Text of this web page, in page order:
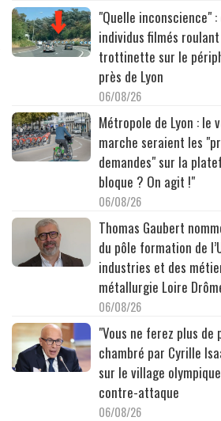
"Quelle inconscience" :
individus filmés
trottinette sur le
près de Lyon
06/08/26
Métropole de Lyon : le
marche seraient les
demandes" sur la
bloque ? On agit !"
06/08/26
Thomas Gaubert
du pôle formation de
industries et des
métallurgie Loire
06/08/26
"Vous ne ferez plus de
chambré par Cyrille
sur le village
contre-attaque
06/08/26